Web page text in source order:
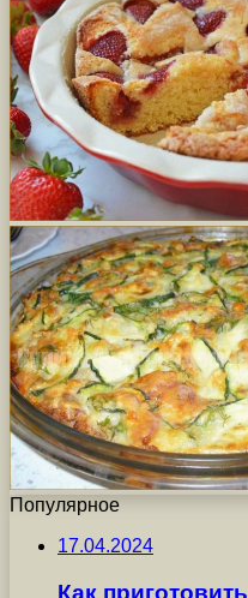
Популярное
17.04.2024
Как